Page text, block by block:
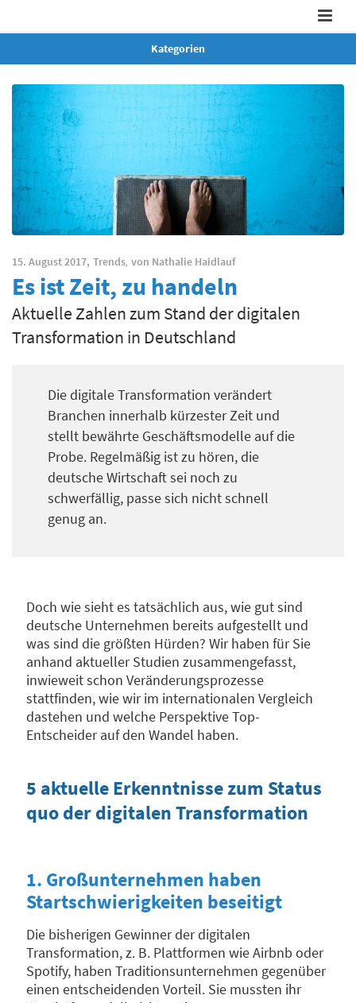
Kategorien
15. August 2017, Trends, von Nathalie Haidlauf
Es ist Zeit, zu handeln
Aktuelle Zahlen zum Stand der digitalen
Transformation in Deutschland
Die digitale Transformation verändert
Branchen innerhalb kürzester Zeit und
stellt bewährte Geschäftsmodelle auf die
Probe. Regelmäßig ist zu hören, die
deutsche Wirtschaft sei noch zu
schwerfällig, passe sich nicht schnell
genug an.
Doch wie sieht es tatsächlich aus, wie gut sind
deutsche Unternehmen bereits aufgestellt und
was sind die größten Hürden? Wir haben für Sie
anhand aktueller Studien zusammengefasst,
inwieweit schon Veränderungsprozesse
stattfinden, wie wir im internationalen Vergleich
dastehen und welche Perspektive Top-
Entscheider auf den Wandel haben.
5 aktuelle Erkenntnisse zum Status
quo der digitalen Transformation
1. Großunternehmen haben
Startschwierigkeiten beseitigt
Die bisherigen Gewinner der digitalen
Transformation, z. B. Plattformen wie Airbnb oder
Spotify, haben Traditionsunternehmen gegenüber
einen entscheidenden Vorteil. Sie mussten ihr